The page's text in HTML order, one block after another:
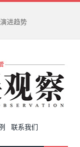
进趋势
联系我们